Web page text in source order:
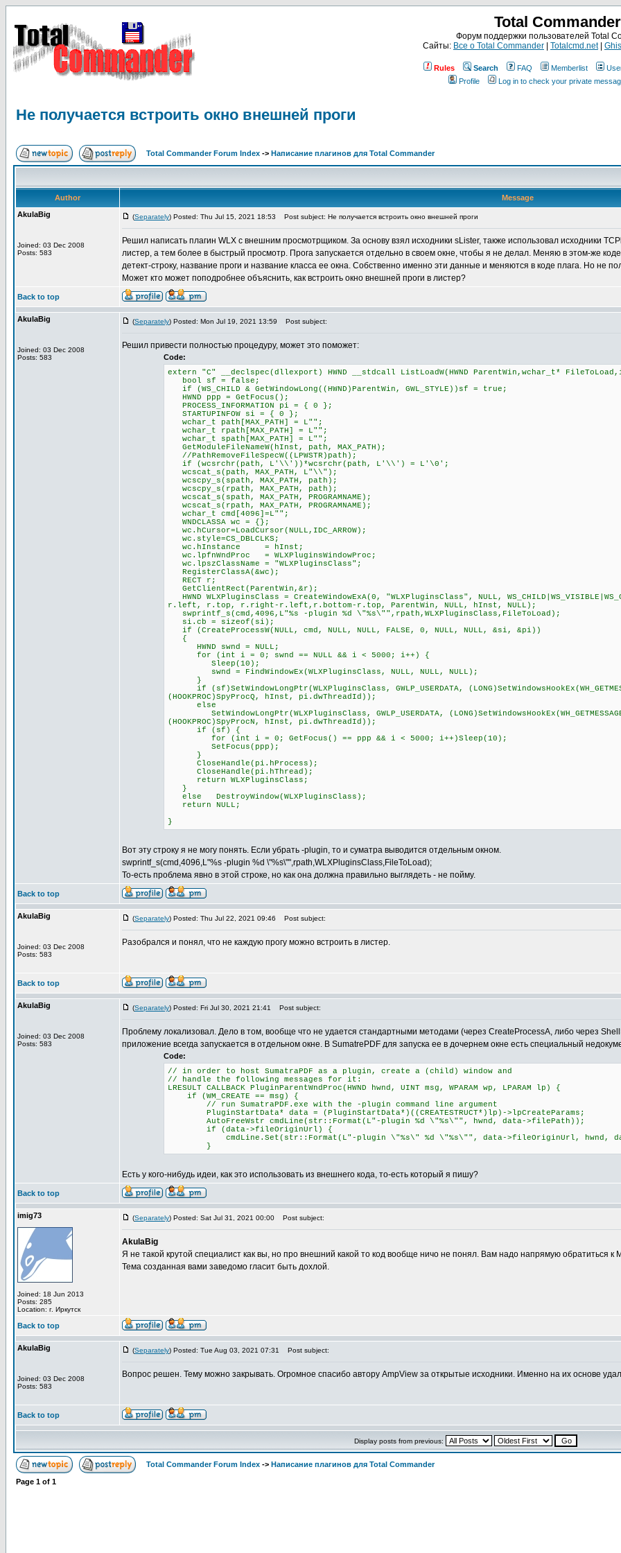
Total Commander
Форум поддержки пользователей Total
Сайты: Все о Total Commander Totalcmd.net|
Rules Search FAQ Memberlist
Profile
Log in to check your private
Не получается встроить окно внешней проги
Total Commander Forum Index -> Написание плагинов для Total Commander
Author
Message
AkulaBig
Joined: 03 Dec 2008
Posts: 583
(Separately) Posted: Thu Jul 15, 2021 18:53 Post subject: Не получается встроить окно внешней проги
Решил написать плагин WLX с внешним просмотрщиком. За основу взял исходники sLister, также использовал исходники
листер, а тем более в быстрый просмотр. Прога запускается отдельно в своем окне, чтобы я не делал. Меняю в этом-же
детект-строку, название проги и название класса ее окна. Собственно именно эти данные и меняются в коде плага. Но не
Может кто может поподробнее объяснить, как встроить окно внешней проги в листер?
Back to top
AkulaBig
Joined: 03 Dec 2008
Posts: 583
(Separately) Posted: Mon Jul 19, 2021 13:59 Post subject:
Решил привести полностью процедуру, может это поможет:
Code:
extern "C" __declspec(dllexport) HWND __stdcall ListLoadW(HWND ParentWin,wchar_t*
bool sf = false;
if (WS_CHILD & GetWindowLong((HWND)ParentWin, GWL_STYLE))sf = true;
HWND ppp = GetFocus();
PROCESS_INFORMATION pi = { 0 };
STARTUPINFOW si = { 0 };
wchar_t path[MAX_PATH] = L"";
wchar_t rpath[MAX_PATH] = L"";
wchar_t spath[MAX_PATH] = L"";
GetModuleFileNameW(hInst, path, MAX_PATH);
//PathRemoveFileSpecW((LPWSTR)path);
if (wcsrchr(path, L'\\'))*wcsrchr(path, L'\\') = L'\0';
wcscat_s(path, MAX_PATH, L"\\");
wcscpy_s(spath, MAX_PATH, path);
wcscpy_s(rpath, MAX_PATH, path);
wcscat_s(spath, MAX_PATH, PROGRAMNAME);
wcscat_s(rpath, MAX_PATH, PROGRAMNAME);
wchar_t cmd[4096]=L"";
WNDCLASSA wc = {};
wc.hCursor=LoadCursor(NULL,IDC_ARROW);
wc.style=CS_DBLCLKS;
wc.hInstance = hInst;
wc.lpfnWndProc = WLXPluginsWindowProc;
wc.lpszClassName = "WLXPluginsClass";
RegisterClassA(&wc);
RECT r;
GetClientRect(ParentWin,&r);
HWND WLXPluginsClass = CreateWindowExA(0, "WLXPluginsClass", NULL,
r.left, r.top, r.right-r.left,r.bottom-r.top, ParentWin, NULL, hInst, NULL);
swprintf_s(cmd,4096,L"%s -plugin %d \"%s\"",rpath,WLXPluginsClass,FileToLoad);
si.cb = sizeof(si);
if (CreateProcessW(NULL, cmd, NULL, NULL, FALSE, 0, NULL, NULL, &si, &pi))
{
HWND swnd = NULL;
for (int i = 0; swnd == NULL && i < 5000; i++) {
Sleep(10);
swnd = FindWindowEx(WLXPluginsClass, NULL, NULL, NULL);
}
if (sf)SetWindowLongPtr(WLXPluginsClass, GWLP_USERDATA,
(HOOKPROC)SpyProcQ, hInst, pi.dwThreadId));
else
SetWindowLongPtr(WLXPluginsClass, GWLP_USERDATA,
(HOOKPROC)SpyProcN, hInst, pi.dwThreadId));
if (sf) {
for (int i = 0; GetFocus() == ppp && i < 5000; i++)Sleep(10);
SetFocus(ppp);
}
CloseHandle(pi.hProcess);
CloseHandle(pi.hThread);
return WLXPluginsClass;
}
else DestroyWindow(WLXPluginsClass);
return NULL;
}
Вот эту строку я не могу понять. Если убрать -plugin, то и суматра выводится отдельным окном.
swprintf_s(cmd,4096,L"%s -plugin %d \"%s\"",rpath,WLXPluginsClass,FileToLoad);
То-есть проблема явно в этой строке, но как она должна правильно выглядеть - не пойму.
Back to top
AkulaBig
Joined: 03 Dec 2008
Posts: 583
(Separately) Posted: Thu Jul 22, 2021 09:46 Post subject:
Разобрался и понял, что не каждую прогу можно встроить в листер.
Back to top
AkulaBig
Joined: 03 Dec 2008
Posts: 583
(Separately) Posted: Fri Jul 30, 2021 21:41 Post subject:
Проблему локализовал. Дело в том, вообще что не удается стандартными методами (через CreateProcessA, либо через
приложение всегда запускается в отдельном окне. В SumatrePDF для запуска ее в дочернем окне есть специальный
Code:
// in order to host SumatraPDF as a plugin, create a (child) window and
// handle the following messages for it:
LRESULT CALLBACK PluginParentWndProc(HWND hwnd, UINT msg, WPARAM wp, LPARAM lp) {
if (WM_CREATE == msg) {
// run SumatraPDF.exe with the -plugin command line argument
PluginStartData* data = (PluginStartData*)((CREATESTRUCT*)lp)->lpCreateParams;
AutoFreeWstr cmdLine(str::Format(L"-plugin %d \"%s\"", hwnd, data->filePath));
if (data->fileOriginUrl) {
cmdLine.Set(str::Format(L"-plugin \"%s\" %d \"%s\"", data->fileOriginUrl, hwnd,
}
Есть у кого-нибудь идеи, как это использовать из внешнего кода, то-есть который я пишу?
Back to top
imig73
Joined: 18 Jun 2013
Posts: 285
Location: г. Иркутск
(Separately) Posted: Sat Jul 31, 2021 00:00 Post subject:
AkulaBig
Я не такой крутой специалист как вы, но про внешний какой то код вообще ничо не понял. Вам надо напрямую обратиться
Тема созданная вами заведомо гласит быть дохлой.
Back to top
AkulaBig
Joined: 03 Dec 2008
Posts: 583
(Separately) Posted: Tue Aug 03, 2021 07:31 Post subject:
Вопрос решен. Тему можно закрывать. Огромное спасибо автору AmpView за открытые исходники. Именно на их основе
Back to top
Display posts from previous:
Total Commander Forum Index -> Написание плагинов для Total Commander
Page 1 of 1